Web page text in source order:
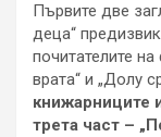
Първите две
деца“
почитателите
врата“ и „Долу
книжарниците
трета част –